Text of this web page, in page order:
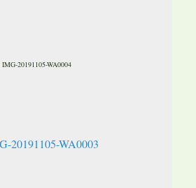
IMG-20191105-WA0004